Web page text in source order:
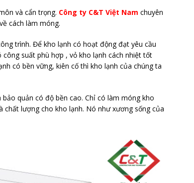
và cẩn trọng. Công ty C&T Việt Nam chuyên
cách làm móng.
trình. Để kho lạnh có hoạt động đạt yêu cầu
suất phù hợp , vỏ kho lạnh cách nhiệt tốt
có bền vững, kiên cố thì kho lạnh của chúng ta
quản có độ bền cao. Chỉ có làm móng kho
lượng cho kho lạnh. Nó như xương sống của